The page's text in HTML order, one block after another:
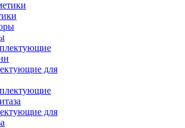
для
для